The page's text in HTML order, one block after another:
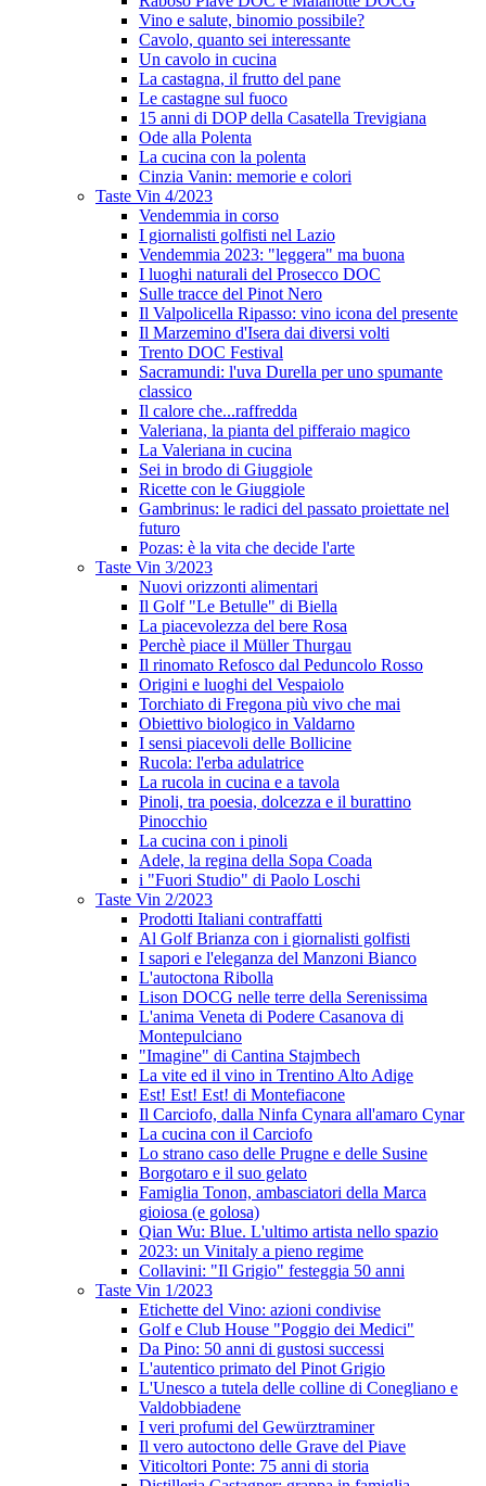
Vino e salute, binomio possibile?
Cavolo, quanto sei interessante
Un cavolo in cucina
La castagna, il frutto del pane
Le castagne sul fuoco
15 anni di DOP della Casatella Trevigiana
Ode alla Polenta
La cucina con la polenta
Cinzia Vanin: memorie e colori
Taste Vin 4/2023
Vendemmia in corso
I giornalisti golfisti nel Lazio
Vendemmia 2023: "leggera" ma buona
I luoghi naturali del Prosecco DOC
Sulle tracce del Pinot Nero
Il Valpolicella Ripasso: vino icona del presente
Il Marzemino d'Isera dai diversi volti
Trento DOC Festival
Sacramundi: l'uva Durella per uno spumante
classico
Il calore che...raffredda
Valeriana, la pianta del pifferaio magico
La Valeriana in cucina
Sei in brodo di Giuggiole
Ricette con le Giuggiole
Gambrinus: le radici del passato proiettate nel
futuro
Pozas: è la vita che decide l'arte
Taste Vin 3/2023
Nuovi orizzonti alimentari
Il Golf "Le Betulle" di Biella
La piacevolezza del bere Rosa
Perchè piace il Müller Thurgau
Il rinomato Refosco dal Peduncolo Rosso
Origini e luoghi del Vespaiolo
Torchiato di Fregona più vivo che mai
Obiettivo biologico in Valdarno
I sensi piacevoli delle Bollicine
Rucola: l'erba adulatrice
La rucola in cucina e a tavola
Pinoli, tra poesia, dolcezza e il burattino
Pinocchio
La cucina con i pinoli
Adele, la regina della Sopa Coada
i "Fuori Studio" di Paolo Loschi
Taste Vin 2/2023
Prodotti Italiani contraffatti
Al Golf Brianza con i giornalisti golfisti
I sapori e l'eleganza del Manzoni Bianco
L'autoctona Ribolla
Lison DOCG nelle terre della Serenissima
L'anima Veneta di Podere Casanova di
Montepulciano
"Imagine" di Cantina Stajmbech
La vite ed il vino in Trentino Alto Adige
Est! Est! Est! di Montefiacone
Il Carciofo, dalla Ninfa Cynara all'amaro Cynar
La cucina con il Carciofo
Lo strano caso delle Prugne e delle Susine
Borgotaro e il suo gelato
Famiglia Tonon, ambasciatori della Marca
gioiosa (e golosa)
Qian Wu: Blue. L'ultimo artista nello spazio
2023: un Vinitaly a pieno regime
Collavini: "Il Grigio" festeggia 50 anni
Taste Vin 1/2023
Etichette del Vino: azioni condivise
Golf e Club House "Poggio dei Medici"
Da Pino: 50 anni di gustosi successi
L'autentico primato del Pinot Grigio
L'Unesco a tutela delle colline di Conegliano e
Valdobbiadene
I veri profumi del Gewürztraminer
Il vero autoctono delle Grave del Piave
Viticoltori Ponte: 75 anni di storia